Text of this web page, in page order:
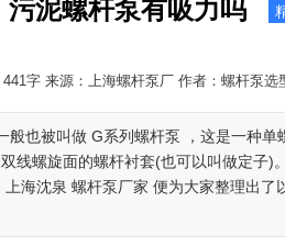
污泥螺杆泵有吸力吗
字 来源：上海螺杆泵厂 作者：螺杆泵选
般也被叫做 G系列螺杆泵 ，这是一种
线螺旋面的螺杆衬套(也可以叫做定子)
海沈泉 螺杆泵厂家 便为大家整理出